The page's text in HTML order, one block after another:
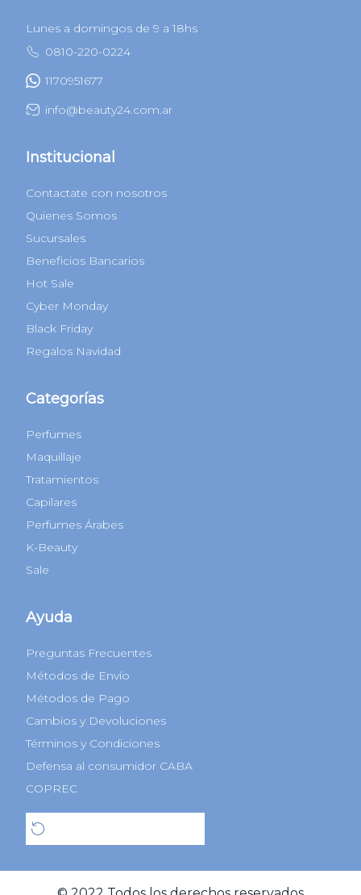
Lunes a domingos de 9 a 18hs
0810-220-0224
1170951677
info@beauty24.com.ar
Institucional
Contactate con nosotros
Quienes Somos
Sucursales
Beneficios Bancarios
Hot Sale
Cyber Monday
Black Friday
Regalos Navidad
Categorías
Perfumes
Maquillaje
Tratamientos
Capilares
Perfumes Árabes
K-Beauty
Sale
Ayuda
Preguntas Frecuentes
Métodos de Envío
Métodos de Pago
Cambios y Devoluciones
Términos y Condiciones
Defensa al consumidor CABA
COPREC